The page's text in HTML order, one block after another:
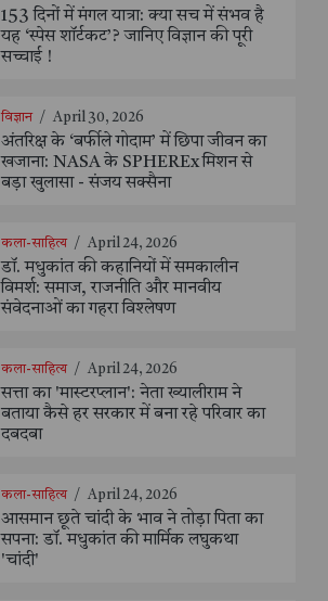
153 दिनों में मंगल यात्रा: क्या सच में संभव है
यह ‘स्पेस शॉर्टकट’? जानिए विज्ञान की पूरी
सच्चाई !
विज्ञान / April 30, 2026
अंतरिक्ष के ‘बर्फीले गोदाम’ में छिपा जीवन का
खजाना: NASA के SPHEREx मिशन से
बड़ा खुलासा - संजय सक्सैना
कला-साहित्य / April 24, 2026
डॉ. मधुकांत की कहानियों में समकालीन
विमर्श: समाज, राजनीति और मानवीय
संवेदनाओं का गहरा विश्लेषण
कला-साहित्य / April 24, 2026
सत्ता का 'मास्टरप्लान': नेता ख्यालीराम ने
बताया कैसे हर सरकार में बना रहे परिवार का
दबदबा
कला-साहित्य / April 24, 2026
आसमान छूते चांदी के भाव ने तोड़ा पिता का
सपना: डॉ. मधुकांत की मार्मिक लघुकथा
'चांदी'